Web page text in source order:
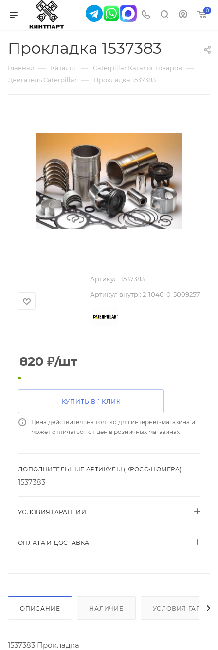
0
Прокладка 1537383
Главная — Каталог — Caterpillar Каталог товаров —
Двигатель Caterpillar — Прокладка 1537383
Артикул: 1537383
Артикул внутр.: 2-1040-0-5009257
820 ₽/шт
КУПИТЬ В 1 КЛИК
Цена действительна только для интернет-магазина и
может отличаться от цен в розничных магазинах
ДОПОЛНИТЕЛЬНЫЕ АРТИКУЛЫ (КРОСС-НОМЕРА)
1537383
УСЛОВИЯ ГАРАНТИИ
ОПЛАТА И ДОСТАВКА
ОПИСАНИЕ НАЛИЧИЕ УСЛОВИЯ
1537383 Прокладка